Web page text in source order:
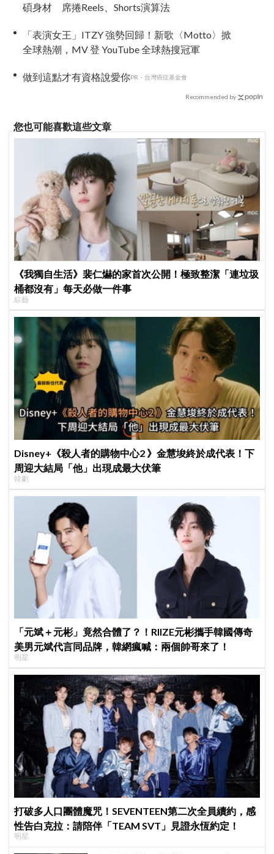
碩身材 席捲Reels、Shorts演算法
「表演女王」ITZY 強勢回歸！新歌〈Motto〉掀
全球熱潮，MV 登 YouTube 全球熱搜冠軍
做到這點才有資格說愛你PR・台灣癌症基金會
Recommended by
您也可能喜歡這些文章
《我獨自生活》裴仁爀的家首次公開！極致整潔「連垃圾
桶都沒有」每天必做一件事
綜藝
Disney+《殺人者的購物中心2 》金慧埈終於成代表！下
周迎大結局「他」出現成最大伏筆
韓劇
「元斌＋元彬」竟然合體了？！RIIZE元彬攜手韓國傳奇
美男元斌代言同品牌，韓網瘋喊：兩個帥哥來了！
明星
打破多人口團體魔咒！SEVENTEEN第二次全員續約，感
性告白克拉：請陪伴「TEAM SVT」見證永恆約定！
明星